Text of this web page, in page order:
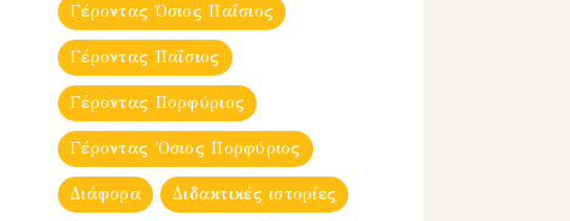
Γέροντας Όσιος Παΐσιος
Γέροντας Παΐσιος
Γέροντας Πορφύριος
Γέροντας Ὀσιος Πορφύριος
Διάφορα Διδακτικές ιστορίες